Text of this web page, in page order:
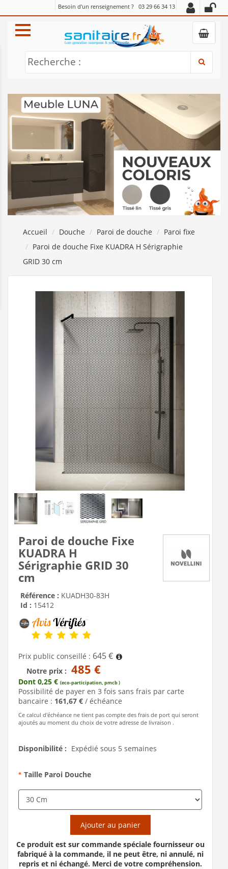
Besoin d'un renseignement ? 03 29 66 34 13
Recherche :
Accueil Douche Paroi de douche
Paroi fixe
Paroi de douche Fixe KUADRA H Sérigraphie
GRID 30 cm
Paroi de douche Fixe
KUADRA H
Sérigraphie GRID 30
cm
Référence : KUADH30-83H
Id : 15412
Prix public conseillé : 645 €
Notre prix : 485 €
Dont 0,25 € (eco-participation, pmcb )
Possibilité de payer en 3 fois sans frais par carte
bancaire : 161,67 € / échéance
Ce calcul d'échéance ne tient pas compte des frais de port qui seront
ajoutés au moment du choix de votre adresse de livraison .
Disponibilité : Expédié sous 5 semaines
* Taille Paroi Douche
Ajouter au panier
Ce produit est sur commande spéciale fournisseur ou
fabriqué à la commande, il ne peut être, ni annulé, ni
repris et ni échangé. Merci de votre compréhension.